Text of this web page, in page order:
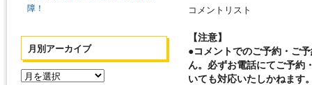
コメントリスト
【注意】
●コメントでのご予約・ご
ん。必ずお電話にてご予約
いても対応いたしかねます
障！
月別アーカイブ
月